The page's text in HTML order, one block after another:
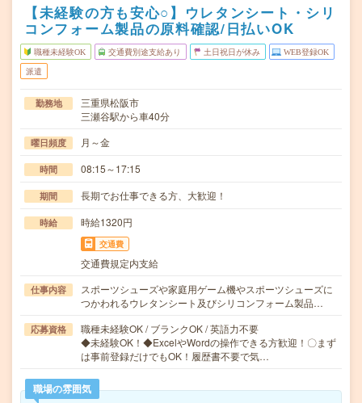
【未経験の方も安心○】ウレタンシート・シリ
コンフォーム製品の原料確認/日払いOK
職種未経験OK 交通費別途支給あり 土日祝日が休み WEB登録OK
派遣
勤務地
三重県松阪市
三瀬谷駅から車40分
曜日頻度 月～金
時間 08:15～17:15
期間 長期でお仕事できる方、大歓迎！
時給 時給1320円
交通費
交通費規定内支給
仕事内容
スポーツシューズや家庭用ゲーム機やスポーツシューズに
つかわれるウレタンシート及びシリコンフォーム製品…
応募資格
職種未経験OK / ブランクOK / 英語力不要
◆未経験OK！◆ExcelやWordの操作できる方歓迎！〇まず
は事前登録だけでもOK！履歴書不要で気…
職場の雰囲気